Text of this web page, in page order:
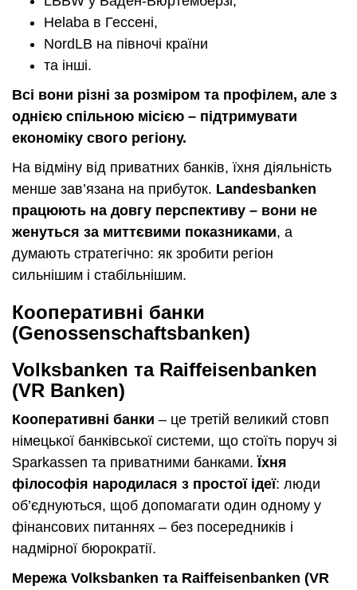
Helaba в Гессені,
NordLB на півночі країни
та інші.
Всі вони різні за розміром та профілем, але з
однією спільною місією – підтримувати
економіку свого регіону.
На відміну від приватних банків, їхня діяльність
менше зав’язана на прибуток. Landesbanken
працюють на довгу перспективу – вони не
женуться за миттєвими показниками, а
думають стратегічно: як зробити регіон
сильнішим і стабільнішим.
Кооперативні банки
(Genossenschaftsbanken)
Volksbanken та Raiffeisenbanken
(VR Banken)
Кооперативні банки – це третій великий стовп
німецької банківської системи, що стоїть поруч зі
Sparkassen та приватними банками.Їхня
філософія народилася з простої ідеї: люди
об’єднуються, щоб допомагати один одному у
фінансових питаннях – без посередників і
надмірної бюрократії.
Мережа Volksbanken та Raiffeisenbanken (VR